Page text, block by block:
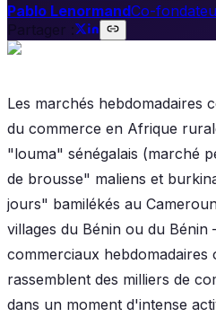
Pablo LenormandCo-
Partager :
Les marchés
du commerce en Afrique
"louma" sénégalais (marché
de brousse" maliens et
jours" bamilékés au
villages du Bénin ou du
commerciaux hebdomadaires
rassemblent des milliers de
dans un moment d'intense